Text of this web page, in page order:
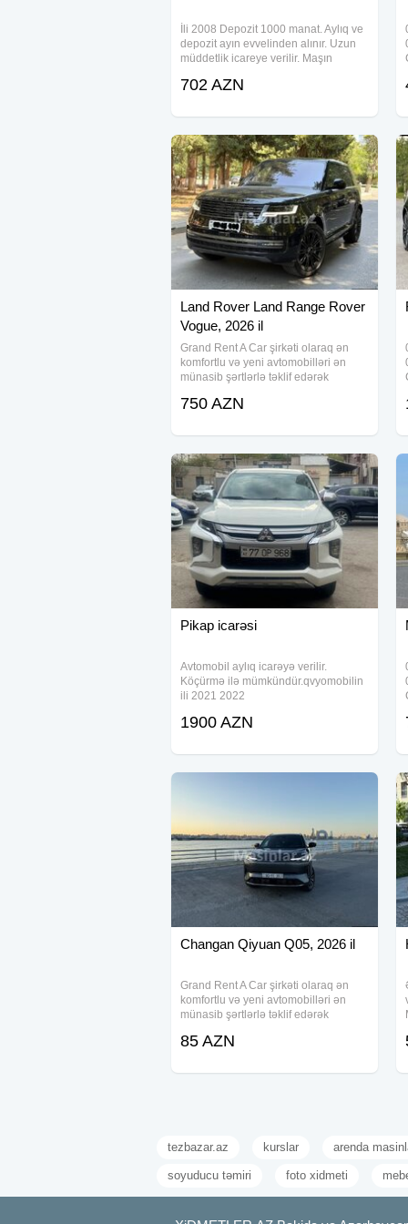
İli 2008 Depozit 1000 manat. Aylıq ve
depozit ayın evvelinden alınır. Uzun
müddetlik icareye verilir. Maşın
Maşın əla vezyətdədi heç bir problemi
702 AZN
Land Rover Land Range Rover
Vogue, 2026 il
Grand Rent A Car şirkəti olaraq ən
komfortlu və yeni avtomobilləri ən
münasib şərtlərlə təklif edərək
səyahətlərini təmin etmək üçün səy
parkımız
750 AZN
Pikap icarəsi
Avtomobil aylıq icarəyə verilir.
Köçürmə ilə mümkündür.qvyomobilin
ili 2021 2022
1900 AZN
Changan Qiyuan Q05, 2026 il
Grand Rent A Car şirkəti olaraq ən
komfortlu və yeni avtomobilləri ən
münasib şərtlərlə təklif edərək
səyahətlərini təmin etmək üçün səy
parkımız
85 AZN
tezbazar.az kurslar arenda
soyuducu təmiri foto xidmeti